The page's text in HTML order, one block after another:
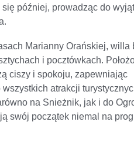
się później, prowadząc do
Marianny Orańskiej, willa
i pocztówkach.
ciszy i spokoju, zapewniając
atrakcji
na Snieżnik, jak i do
swój początek niemal na